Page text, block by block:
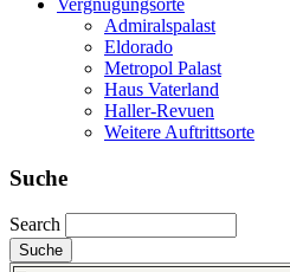
Admiralspalast
Eldorado
Metropol Palast
Haus Vaterland
Haller-Revuen
Weitere Auftrittsorte
Suche
Search